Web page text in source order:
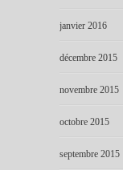
janvier 2016
décembre 2015
novembre 2015
octobre 2015
septembre 2015